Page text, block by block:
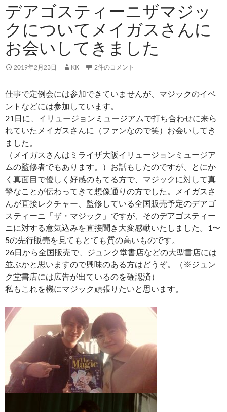
デアゴスティーニザマジッ
クについてメイガスさんに
お会いしてきました
2019年2月23日 KK 2件のコメント
仕事で定例会には参加できていませんが、マジックのイベ
ントなどには参加しています。
21日に、イリュージョンミュージアムで打ち合わせに来ら
れていたメイガスさんに（ファンなので笑）お会いしてき
ました。
（メイガスさんはミライザ大阪イリュージョンミュージア
ムの監修者でもあります。）お話もしたのですが、とにか
く真面目で優しく好感のもてる方で、マジックに対して真
摯なことが伝わってきて想像通りの方でした。メイガスさ
んが直接レクチャー、監修している全国販売予定のデアゴ
スティーニ「ザ・マジック」ですが、そのデアゴスティー
ニに対する意気込みを直接聞き大変感動いたしました。1〜
5の先行販売を見てもとても質の高いものです。
26日から全国販売で、ジュンク堂書店などの大型書店には
並ぶかと思いますので興味のある方はどうぞ。（※ジュン
ク堂書店には広告が出ているのを確認済）
私もこれを機にマジック頑張りたいと思います。